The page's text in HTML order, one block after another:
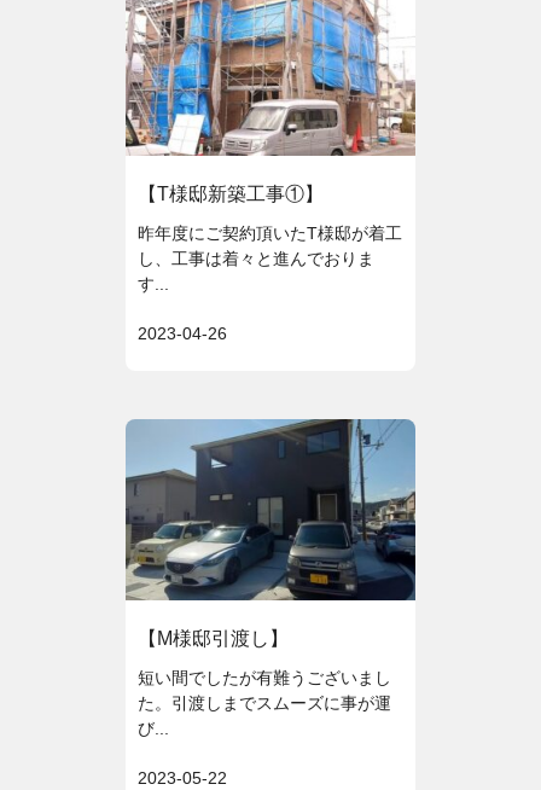
【T様邸新築工事①】
昨年度にご契約頂いたT様邸が着工
し、工事は着々と進んでおりま
す...
2023-04-26
【M様邸引渡し】
短い間でしたが有難うございまし
た。引渡しまでスムーズに事が運
び...
2023-05-22